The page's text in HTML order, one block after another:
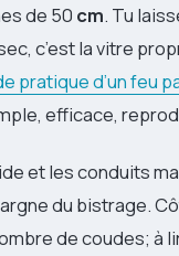
de 50 cm. Tu
c’est la vitre
pratique d’un feu
efficace,
et les conduits
du bistrage.
de coudes; à